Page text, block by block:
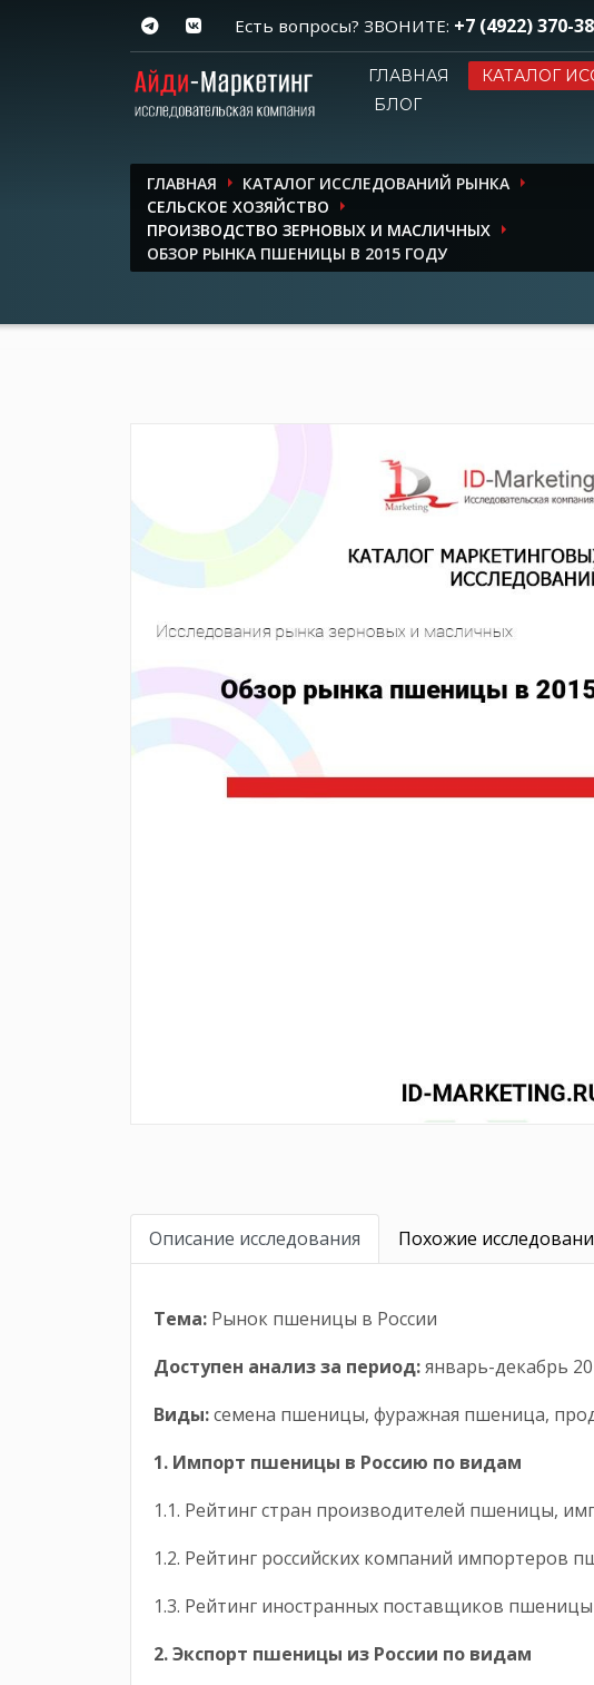
Есть вопросы? ЗВОНИТЕ: +7 (4922) 370-
ГЛАВНАЯ КАТАЛОГ
БЛОГ
ГЛАВНАЯ
КАТАЛОГ ИССЛЕДОВАНИЙ РЫНКА
СЕЛЬСКОЕ ХОЗЯЙСТВО
ПРОИЗВОДСТВО ЗЕРНОВЫХ И МАСЛИЧНЫХ
ОБЗОР РЫНКА ПШЕНИЦЫ В 2015 ГОДУ
Описание исследования Похожие
Тема: Рынок пшеницы в России
Доступен анализ за период:январь-декабрь
Виды:семена пшеницы, фуражная пшеница,
1. Импорт пшеницы в Россию по видам
1.1. Рейтинг стран производителей пшеницы,
1.2. Рейтинг российских компаний импортеров
1.3. Рейтинг иностранных поставщиков
2. Экспорт пшеницы из России по видам